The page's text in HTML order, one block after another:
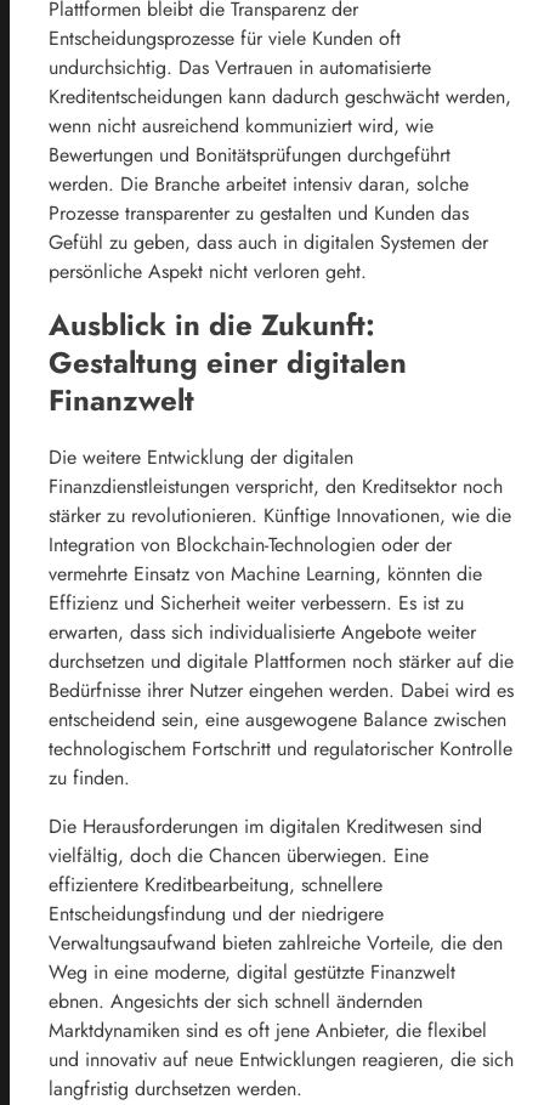
Plattformen bleibt die Transparenz der
Entscheidungsprozesse für viele Kunden oft
undurchsichtig. Das Vertrauen in automatisierte
Kreditentscheidungen kann dadurch geschwächt werden,
wenn nicht ausreichend kommuniziert wird, wie
Bewertungen und Bonitätsprüfungen durchgeführt
werden. Die Branche arbeitet intensiv daran, solche
Prozesse transparenter zu gestalten und Kunden das
Gefühl zu geben, dass auch in digitalen Systemen der
persönliche Aspekt nicht verloren geht.
Ausblick in die Zukunft:
Gestaltung einer digitalen
Finanzwelt
Die weitere Entwicklung der digitalen
Finanzdienstleistungen verspricht, den Kreditsektor noch
stärker zu revolutionieren. Künftige Innovationen, wie die
Integration von Blockchain-Technologien oder der
vermehrte Einsatz von Machine Learning, könnten die
Effizienz und Sicherheit weiter verbessern. Es ist zu
erwarten, dass sich individualisierte Angebote weiter
durchsetzen und digitale Plattformen noch stärker auf die
Bedürfnisse ihrer Nutzer eingehen werden. Dabei wird es
entscheidend sein, eine ausgewogene Balance zwischen
technologischem Fortschritt und regulatorischer Kontrolle
zu finden.
Die Herausforderungen im digitalen Kreditwesen sind
vielfältig, doch die Chancen überwiegen. Eine
effizientere Kreditbearbeitung, schnellere
Entscheidungsfindung und der niedrigere
Verwaltungsaufwand bieten zahlreiche Vorteile, die den
Weg in eine moderne, digital gestützte Finanzwelt
ebnen. Angesichts der sich schnell ändernden
Marktdynamiken sind es oft jene Anbieter, die flexibel
und innovativ auf neue Entwicklungen reagieren, die sich
langfristig durchsetzen werden.